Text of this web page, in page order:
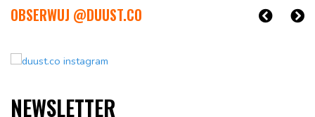
OBSERWUJ @DUUST.CO
NEWSLETTER